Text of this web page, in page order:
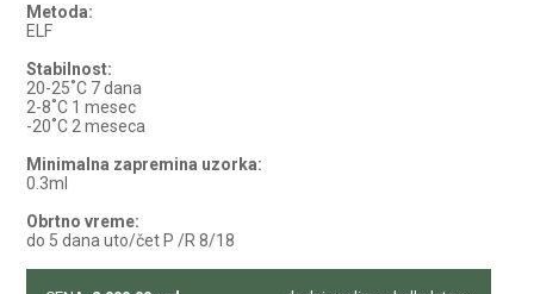
Metoda:
ELF
Stabilnost:
20-25˚C 7 dana
2-8˚C 1 mesec
-20˚C 2 meseca
Minimalna zapremina uzorka:
0.3ml
Obrtno vreme:
do 5 dana uto/čet P /R 8/18